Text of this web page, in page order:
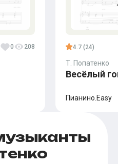
0 208 4.7 (24)
Т. Попатенко
Весёлый
Пианино.Easy